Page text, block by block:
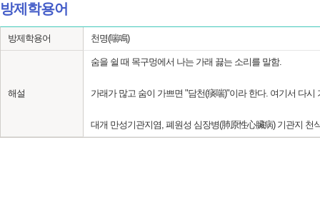
방제학용어
방제학용어 천명(喘鳴)
해설
숨을 쉴 때 목구멍에서 나는 가래 끓는 소리를 말함.
가래가 많고 숨이 가쁘면 "담천(痰喘)"이라 한다. 여기서 다
대개 만성기관지염, 폐원성 심장병(肺原性心臟病) 기관지 천